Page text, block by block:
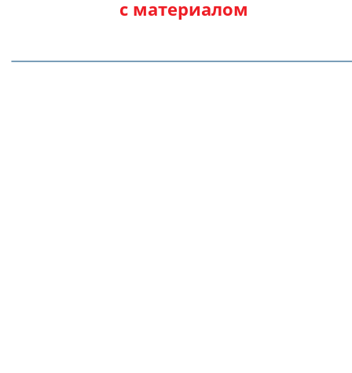
с материалом